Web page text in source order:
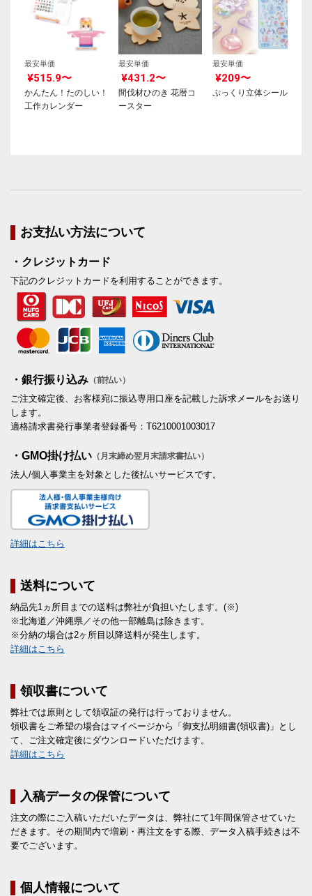
最安単価
¥515.9〜
かんたん！たのしい！
工作カレンダー
最安単価
¥431.2〜
間伐材ひのき 花暦コ
ースター
最安単価
¥209〜
ぷっくり立体シール
お支払い方法について
・クレジットカード
下記のクレジットカードを利用することができます。
・銀行振り込み （前払い）
ご注文確定後、お客様宛に振込専用口座を記載した訴求メールをお送り
します。
適格請求書発行事業者登録番号：T6210001003017
・GMO掛け払い （月末締め翌月末請求書払い）
法人/個人事業主を対象とした後払いサービスです。
詳細はこちら
送料について
納品先1ヵ所目までの送料は弊社が負担いたします。(※)
※北海道／沖縄県／その他一部離島は除きます。
※分納の場合は2ヶ所目以降送料が発生します。
詳細はこちら
領収書について
弊社では原則として領収証の発行は行っておりません。
領収書をご希望の場合はマイページから「御支払明細書(領収書)」とし
て、ご注文確定後にダウンロードいただけます。
詳細はこちら
入稿データの保管について
注文の際にご入稿いただいたデータは、弊社にて1年間保管させていた
だきます。その期間内で増刷・再注文をする際、データ入稿手続きは不
要でございます。
個人情報について